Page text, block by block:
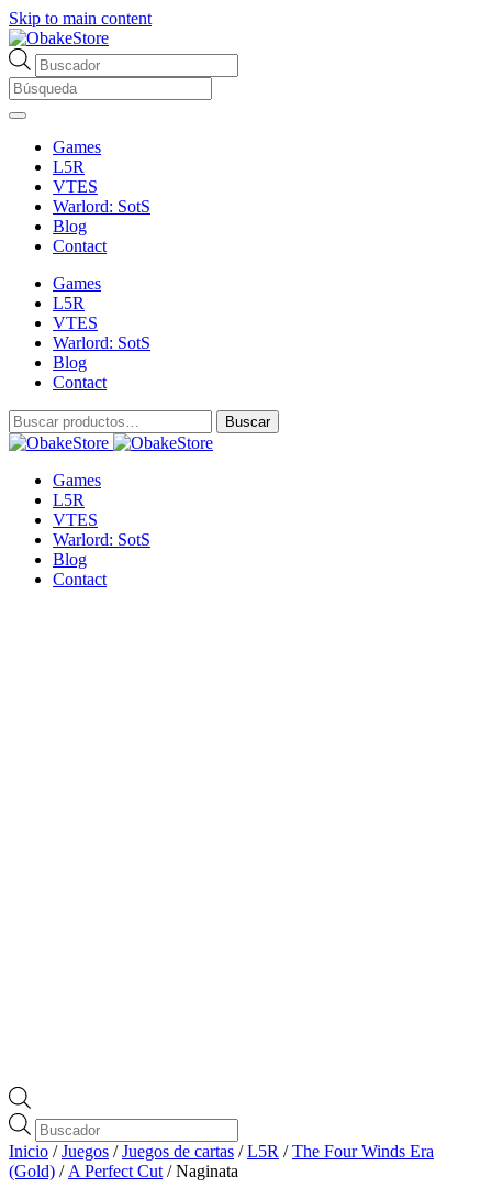
Skip to main content
Búsqueda
de
productos
Games
L5R
VTES
Warlord: SotS
Blog
Contact
Games
L5R
VTES
Warlord: SotS
Blog
Contact
Buscar
por:
Buscar
Games
L5R
VTES
Warlord: SotS
Blog
Contact
Búsqueda
de
productos
Inicio /Juegos /Juegos de cartas /L5R /The Four Winds Era
(Gold) / A Perfect Cut / Naginata